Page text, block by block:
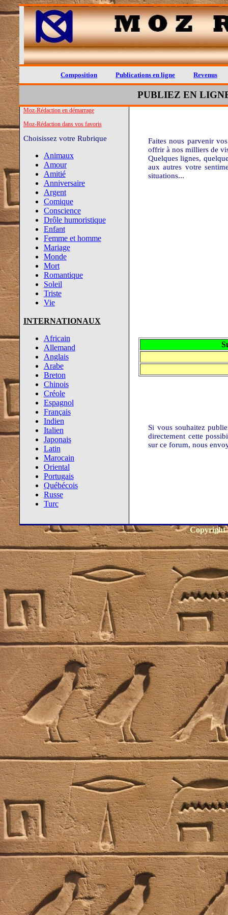
Composition Publications en ligne Revenus
PUBLIEZ EN
Moz-Rédaction en démarrage
Moz-Rédaction dans vos favoris
Choisissez votre Rubrique
Animaux
Amour
Amitié
Anniversaire
Argent
Comique
Conscience
Drôle humoristique
Enfant
Femme et homme
Mariage
Monde
Mort
Romantique
Soleil
Triste
Vie
INTERNATIONAUX
Africain
Allemand
Anglais
Arabe
Breton
Chinois
Créole
Espagnol
Français
Indien
Italien
Japonais
Latin
Marocain
Oriental
Portugais
Québécois
Russe
Turc
Faites nous parvenir
offrir à nos milliers de
Quelques lignes,
aux autres votre
situations...
Si vous souhaitez
directement cette
sur ce forum, nous
Copyright